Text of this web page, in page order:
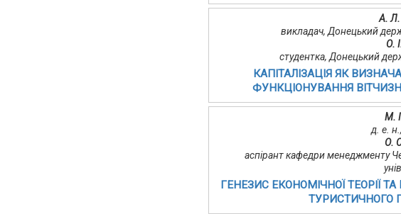
А. Л.
викладач, Донецький
О.
студентка, Донецький
КАПІТАЛІЗАЦІЯ ЯК
ФУНКЦІОНУВАННЯ
М.
д. е.
О.
аспірант кафедри менеджменту
ГЕНЕЗИС ЕКОНОМІЧНОЇ ТЕОРІЇ
ТУРИСТИЧНОГО